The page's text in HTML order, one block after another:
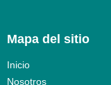
Mapa del sitio
Inicio
Nosotros